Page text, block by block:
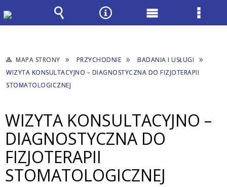
MAPA STRONY PRZYCHODNIE
BADANIA I USŁUGI
WIZYTA KONSULTACYJNO – DIAGNOSTYCZNA DO FIZJOTERAPII
STOMATOLOGICZNEJ
WIZYTA KONSULTACYJNO –
DIAGNOSTYCZNA DO
FIZJOTERAPII
STOMATOLOGICZNEJ
Wyszukiwarka
NarzędziaMenu
Menu